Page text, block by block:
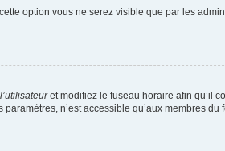
cette option vous ne serez visible que par les
et modifiez le fuseau horaire afin qu’il
n’est accessible qu’aux membres du